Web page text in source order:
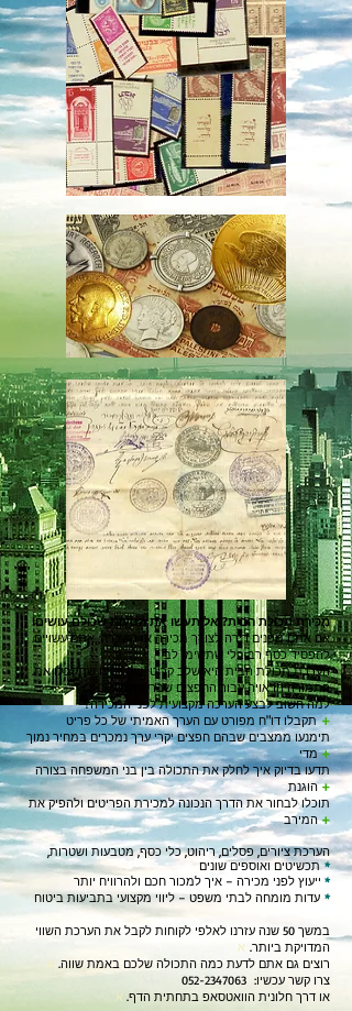
!מכירת תכולת הבית? אל תעשו את הטעות שכולם עושים
.אם אתם מפנים דירה לצורך מכירה או השכרה, אתם עשויים
להפסיד כסף רב בלי שתשימו לב
.הערכת תכולת הבית היא שלב קריטי שמבטיח שתקבלו את
התמורה הראויה עבור החפצים שברשותכם
?למה חשוב לבצע הערכה מקצועית לפני המכירה
תקבלו דו"ח מפורט עם הערך האמיתי של כל פריט+
תימנעו ממצבים שבהם חפצים יקרי ערך נמכרים במחיר נמוך
מדי+
תדעו בדיוק איך לחלק את התכולה בין בני המשפחה בצורה
הוגנת+
תוכלו לבחור את הדרך הנכונה למכירת הפריטים ולהפיק את
המירב+
הערכת ציורים, פסלים, ריהוט, כלי כסף, מטבעות ושטרות,
תכשיטים ואוספים שונים *
*
*
במשך 50 שנה עזרנו לאלפי לקוחות לקבל את הערכת השווי
המדויקת ביותר. א
רוצים גם אתם לדעת כמה התכולה שלכם באמת שווה. א
צרו קשר עכשיו: 052-2347063
או דרך חלונית הוואטסאפ בתחתית הדף. א